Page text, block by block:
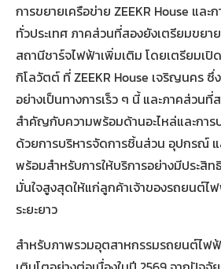
การขยายเครือข่าย ZEEKR House และ
ทั่วประเทศ ภาคส่วนที่สองยังเตรียมขยา
สถานีชาร์จไฟฟ้าเพิ่มเติม โดยเตรียมเ
กิโลวัตต์ ที่ ZEEKR House เจริญนคร ซึ่
อย่างเป็นทางการเร็ว ๆ นี้ และภาคส่วนที่
สำคัญกับความพร้อมด้านอะไหล่และการ
ด้วยการบริหารจัดการชิ้นส่วน อุปกรณ์ แ
พร้อมสำหรับการให้บริการอย่างมีประสิท
มั่นใจสูงสุดให้แก่ลูกค้าเจ้าของรถยนต์ไ
ระยะยาว
สำหรับภาพรวมอุตสาหกรรมรถยนต์ไฟฟ้